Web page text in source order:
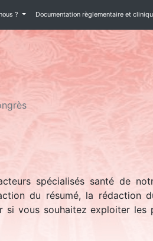
? Documentation règlementaire et
spécialisés santé de
du résumé, la rédaction
vous souhaitez exploiter les